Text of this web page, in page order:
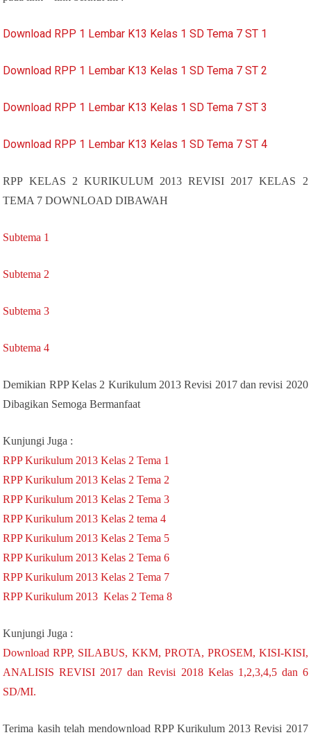
Download RPP 1 Lembar K13 Kelas 1 SD Tema 7 ST 1
Download RPP 1 Lembar K13 Kelas 1 SD Tema 7 ST 2
Download RPP 1 Lembar K13 Kelas 1 SD Tema 7 ST 3
Download RPP 1 Lembar K13 Kelas 1 SD Tema 7 ST 4
RPP KELAS 2 KURIKULUM 2013 REVISI 2017 KELAS 2
TEMA 7 DOWNLOAD DIBAWAH
Subtema 1
Subtema 2
Subtema 3
Subtema 4
Demikian RPP Kelas 2 Kurikulum 2013 Revisi 2017 dan revisi 2020
Dibagikan Semoga Bermanfaat
Kunjungi Juga :
RPP Kurikulum 2013 Kelas 2 Tema 1
RPP Kurikulum 2013 Kelas 2 Tema 2
RPP Kurikulum 2013 Kelas 2 Tema 3
RPP Kurikulum 2013 Kelas 2 tema 4
RPP Kurikulum 2013 Kelas 2 Tema 5
RPP Kurikulum 2013 Kelas 2 Tema 6
RPP Kurikulum 2013 Kelas 2 Tema 7
RPP Kurikulum 2013 Kelas 2 Tema 8
Kunjungi Juga :
Download RPP, SILABUS, KKM, PROTA, PROSEM, KISI-KISI,
ANALISIS REVISI 2017 dan Revisi 2018 Kelas 1,2,3,4,5 dan 6
SD/MI.
Terima kasih telah mendownload RPP Kurikulum 2013 Revisi 2017